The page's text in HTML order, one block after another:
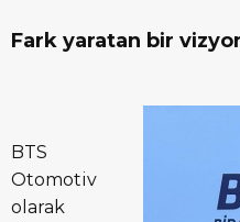
Fark yaratan bir
BTS
Otomotiv
olarak